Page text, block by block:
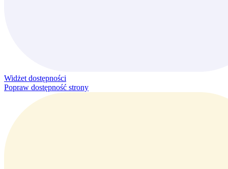
Widżet dostępności
Popraw dostępność strony